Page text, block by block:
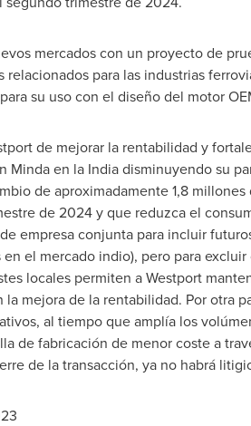
mercados con un proyecto de
para las industrias
su uso con el diseño del motor
demejorar la rentabilidad y
Minda en la Indiadisminuyendo su
de aproximadamente 1,8
de 2024 y que reduzca el
empresa conjunta para incluir
el mercado indio), pero para
locales permiten a Westport
la mejora de la rentabilidad. Por otra
al tiempo que amplía los
de fabricación de menor coste a
de la transacción, ya no habrá